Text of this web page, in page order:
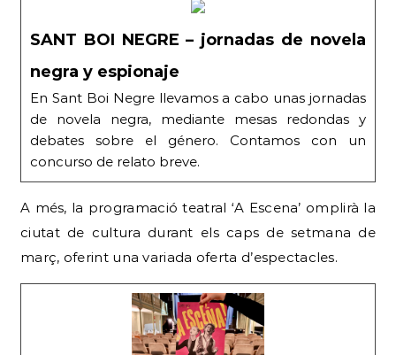
SANT BOI NEGRE – jornadas de novela
negra y espionaje
En Sant Boi Negre llevamos a cabo unas jornadas
de novela negra, mediante mesas redondas y
debates sobre el género. Contamos con un
concurso de relato breve.
A més, la programació teatral ‘A Escena’ omplirà la
ciutat de cultura durant els caps de setmana de
març, oferint una variada oferta d’espectacles.